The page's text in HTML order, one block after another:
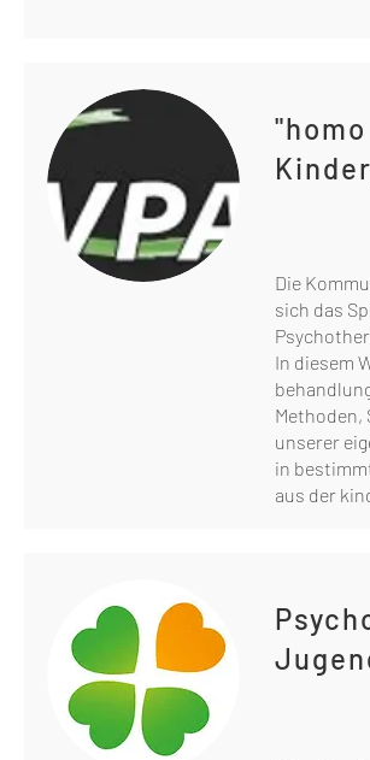
Die
sich das
In diesem
Methoden,
unserer
in
aus der